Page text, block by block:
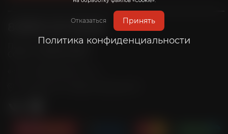
Отказаться Принять
Политика конфиденциальности
8 (800) 201-39-98
Пн-Пт: с 10:00 до 20:00